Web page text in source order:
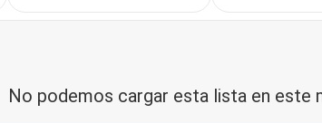
No podemos cargar esta lista en este